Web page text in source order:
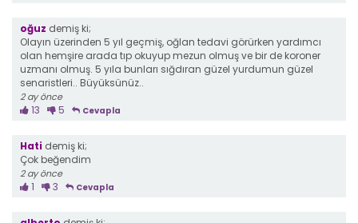
oğuz demiş ki;
Olayın üzerinden 5 yıl geçmiş, oğlan tedavi görürken yardımcı
olan hemşire arada tıp okuyup mezun olmuş ve bir de koroner
uzmanı olmuş. 5 yıla bunları sığdıran güzel yurdumun güzel
senaristleri.. Büyüksünüz..
2 ay önce
13 5 Cevapla
Hati demiş ki;
Çok beğendim
2 ay önce
1 3 Cevapla